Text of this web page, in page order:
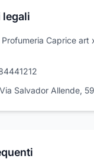
legali
Profumeria Caprice art
Via Salvador Allende, 59